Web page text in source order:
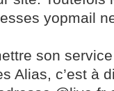
yopmail
son
Alias, c’est à